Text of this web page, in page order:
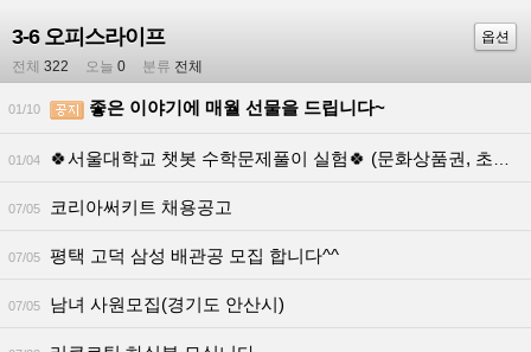
3-6 오피스라이프
옵션
전체 322 오늘 0 분류 전체
01/10 좋은 이야기에 매월 선물을 드립니다~
01/04 🍀서울대학교 챗봇 수학문제풀이 실험🍀 (문화상품권, 초등학교 6학년)
07/05 코리아써키트 채용공고
07/05 평택 고덕 삼성 배관공 모집 합니다^^
07/05 남녀 사원모집(경기도 안산시)